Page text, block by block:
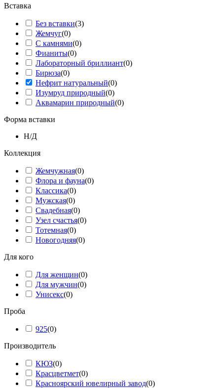
Вставка
Без вставки(3)
Жемчуг(0)
С камнями(0)
Фианиты(0)
Лабораторный бриллиант(0)
Бирюза(0)
Нефрит натуральный(0)
Изумруд природный(0)
Аквамарин природный(0)
Форма вставки
Н/Д
Коллекция
Жемчужная(0)
Флора и фауна(0)
Классика(0)
Мужская(0)
Свадебная(0)
Узел счастья(0)
Тотемная(0)
Новогодняя(0)
Для кого
Для женщин(0)
Для мужчин(0)
Унисекс(0)
Проба
925(0)
Производитель
КЮЗ(0)
Красцветмет(0)
Красноярский ювелирный завод(0)